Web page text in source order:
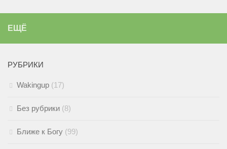
ЕЩЁ
РУБРИКИ
Wakingup (17)
Без рубрики (8)
Ближе к Богу (99)